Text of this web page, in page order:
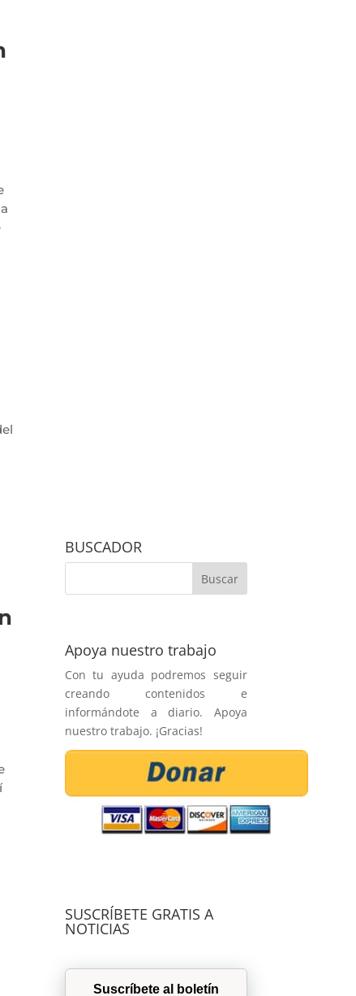
BUSCADOR
Apoya nuestro trabajo
Con tu ayuda podremos seguir
creando contenidos e
informándote a diario. Apoya
nuestro trabajo. ¡Gracias!
SUSCRÍBETE GRATIS A
NOTICIAS
Suscríbete al boletín